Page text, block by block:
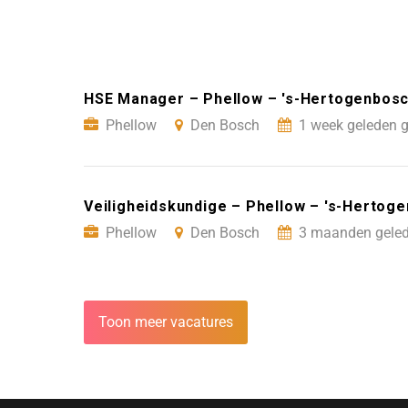
HSE Manager – Phellow – 's-
Phellow
Den Bosch 1 week geleden
Veiligheidskundige – Phellow – 's-
Phellow
Den Bosch 3 maanden
Toon meer vacatures